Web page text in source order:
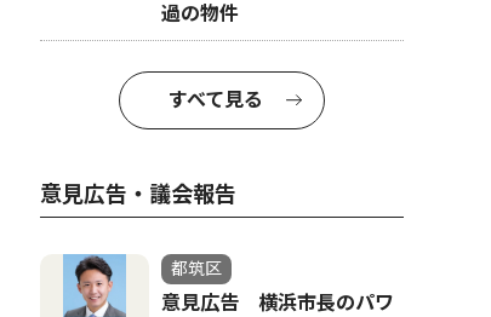
過の物件
すべて見る
意見広告・議会報告
都筑区
意見広告 横浜市長のパワ